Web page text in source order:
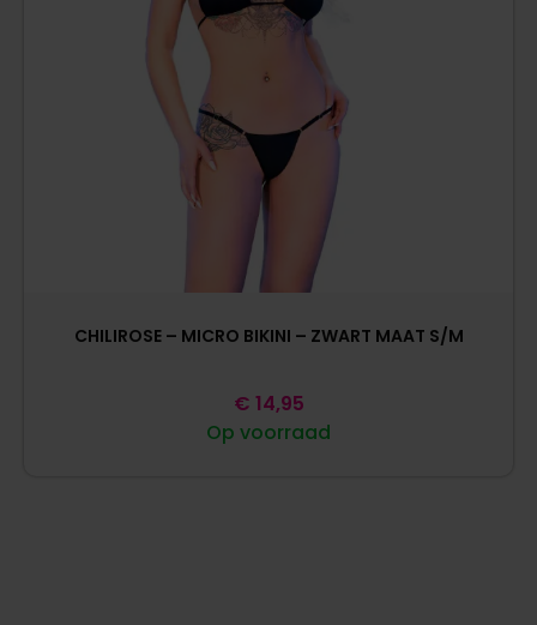
CHILIROSE – MICRO BIKINI – ZWART MAAT S/M
Op voorraad
€ 14,95